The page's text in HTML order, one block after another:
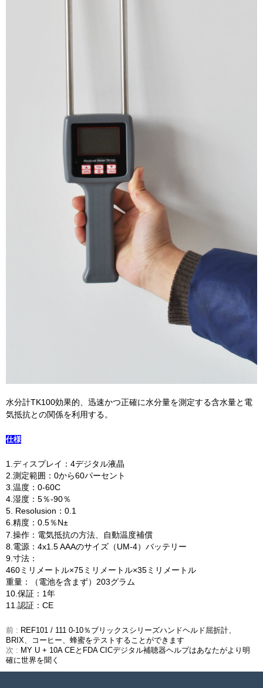
水分計TK100効果的、迅速かつ正確に水分量を測定する含水量と電
気抵抗との関係を利用する。
仕様
1.ディスプレイ：4デジタル液晶
2.測定範囲：0から60パーセント
3.温度：0-60C
4.湿度：5％-90％
5. Resolusion：0.1
6.精度：0.5％N±
7.操作：電気抵抗の方法、自動温度補償
8.電源：4x1.5 AAAのサイズ（UM-4）バッテリー
9.寸法：
460ミリメートル×75ミリメートル×35ミリメートル
重量：（電池を含まず）203グラム
10.保証：1年
11.認証：CE
前 : REF101 / 111 0-10％ブリックスシリーズハンドヘルド屈折計、
BRIX、コーヒー、蜂蜜をテストすることができます
次 : MY U + 10A CEとFDA CICデジタル補聴器ヘルプはあなたがより明
確に世界を聞く